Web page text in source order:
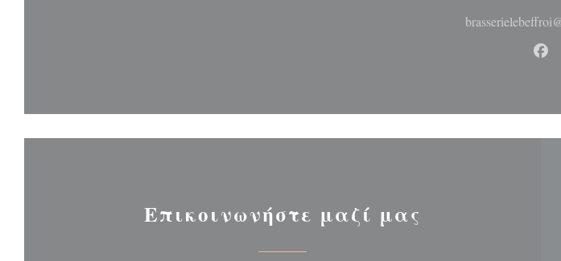
Επικοινωνήστε μαζί μας